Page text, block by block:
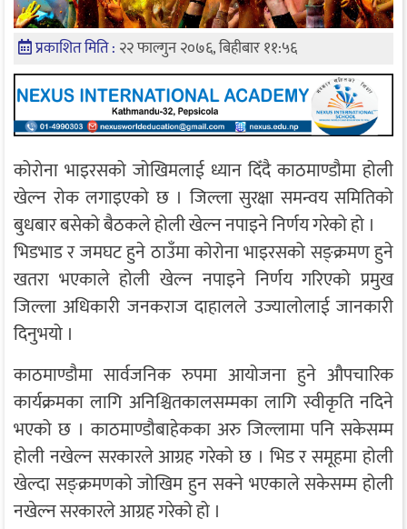
प्रकाशित मिति : २२ फाल्गुन २०७६, बिहीबार ११:५६
कोरोना भाइरसको जोखिमलाई ध्यान दिँदै काठमाण्डौमा होली
खेल्न रोक लगाइएको छ । जिल्ला सुरक्षा समन्वय समितिको
बुधबार बसेको बैठकले होली खेल्न नपाइने निर्णय गरेको हो ।
भिडभाड र जमघट हुने ठाउँमा कोरोना भाइरसको सङ्क्रमण हुने
खतरा भएकाले होली खेल्न नपाइने निर्णय गरिएको प्रमुख
जिल्ला अधिकारी जनकराज दाहालले उज्यालोलाई जानकारी
दिनुभयो ।
काठमाण्डौमा सार्वजनिक रुपमा आयोजना हुने औपचारिक
कार्यक्रमका लागि अनिश्चितकालसम्मका लागि स्वीकृति नदिने
भएको छ । काठमाण्डौबाहेकका अरु जिल्लामा पनि सकेसम्म
होली नखेल्न सरकारले आग्रह गरेको छ । भिड र समूहमा होली
खेल्दा सङ्क्रमणको जोखिम हुन सक्ने भएकाले सकेसम्म होली
नखेल्न सरकारले आग्रह गरेको हो ।